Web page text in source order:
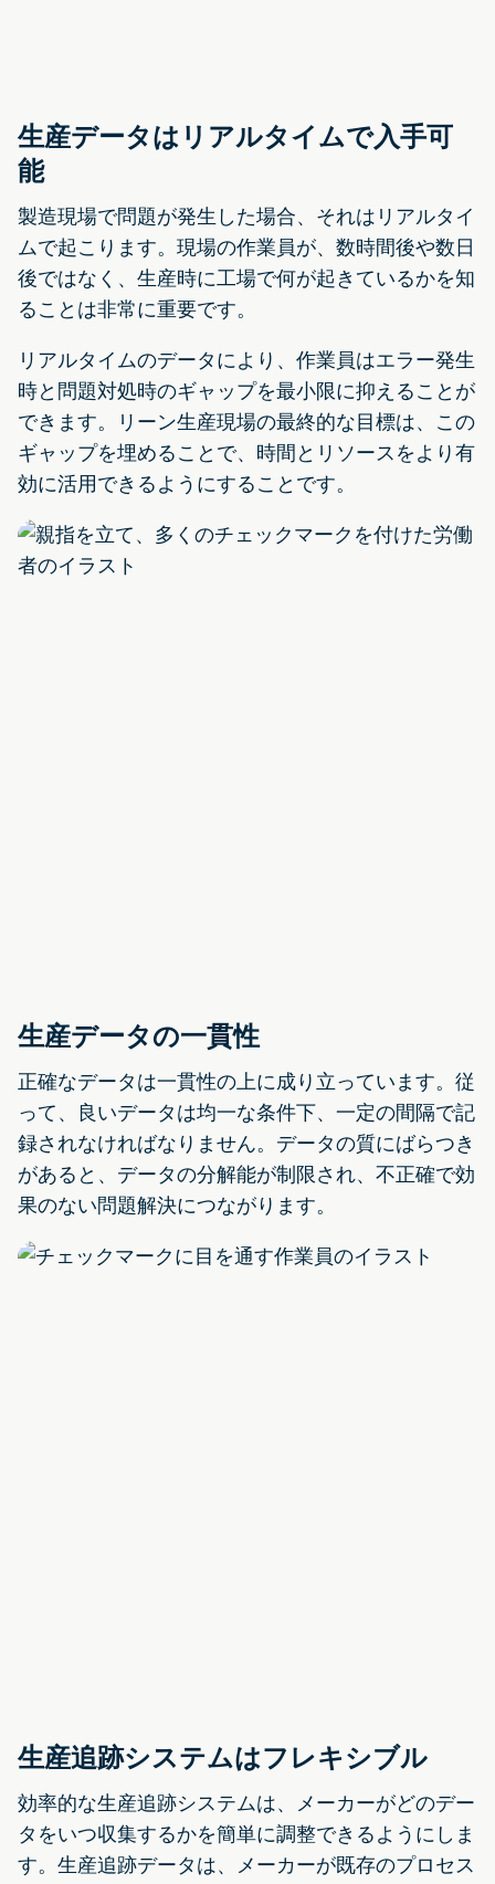
生産データはリアルタイムで入手可
能
製造現場で問題が発生した場合、それはリアルタイ
ムで起こります。現場の作業員が、数時間後や数日
後ではなく、生産時に工場で何が起きているかを知
ることは非常に重要です。
リアルタイムのデータにより、作業員はエラー発生
時と問題対処時のギャップを最小限に抑えることが
できます。リーン生産現場の最終的な目標は、この
ギャップを埋めることで、時間とリソースをより有
効に活用できるようにすることです。
生産データの一貫性
正確なデータは一貫性の上に成り立っています。従
って、良いデータは均一な条件下、一定の間隔で記
録されなければなりません。データの質にばらつき
があると、データの分解能が制限され、不正確で効
果のない問題解決につながります。
生産追跡システムはフレキシブル
効率的な生産追跡システムは、メーカーがどのデー
タをいつ収集するかを簡単に調整できるようにしま
す。生産追跡データは、メーカーが既存のプロセス